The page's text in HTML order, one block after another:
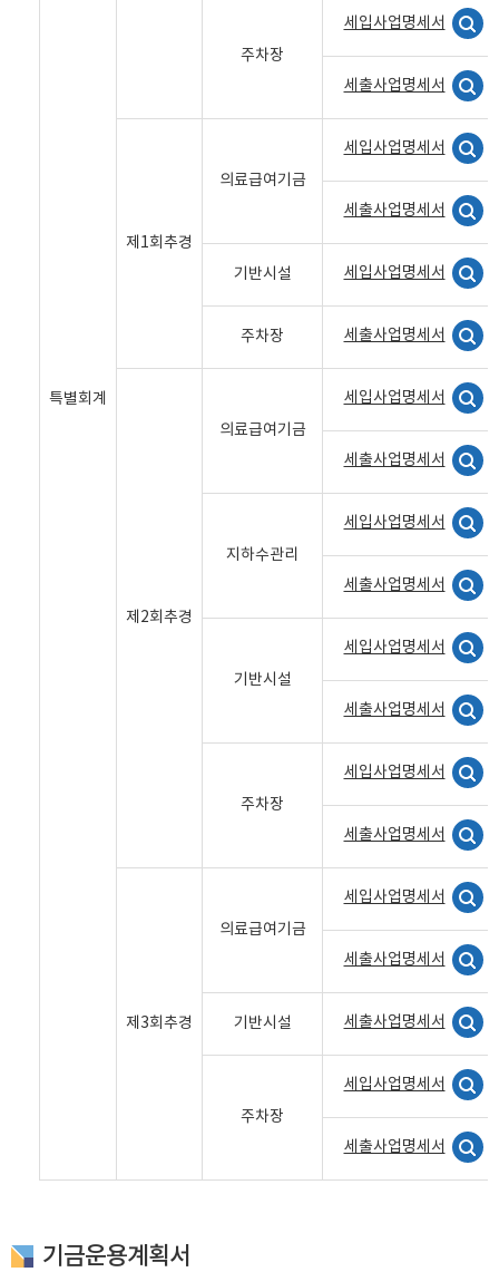
특별회계
주차장
세입사업명세서
세출사업명세서
제1회추경
의료급여기금
세입사업명세서
세출사업명세서
기반시설 세입사업명세서
주차장 세출사업명세서
제2회추경
의료급여기금
세입사업명세서
세출사업명세서
지하수관리
세입사업명세서
세출사업명세서
기반시설
세입사업명세서
세출사업명세서
주차장
세입사업명세서
세출사업명세서
제3회추경
의료급여기금
세입사업명세서
세출사업명세서
기반시설 세출사업명세서
주차장
세입사업명세서
세출사업명세서
기금운용계획서